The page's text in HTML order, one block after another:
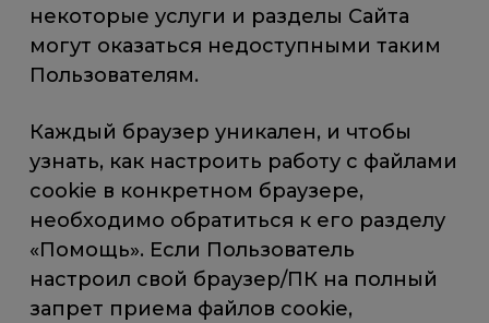
некоторые услуги и разделы Сайта
могут оказаться недоступными таким
Пользователям.
Каждый браузер уникален, и чтобы
узнать, как настроить работу с файлами
cookie в конкретном браузере,
необходимо обратиться к его разделу
«Помощь». Если Пользователь
настроил свой браузер/ПК на полный
запрет приема файлов cookie,